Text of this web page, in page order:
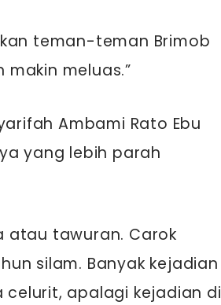
teman-teman Brimob
meluas.”
Ambami Rato Ebu
yang lebih parah
atau tawuran. Carok
silam. Banyak kejadian
apalagi kejadian di